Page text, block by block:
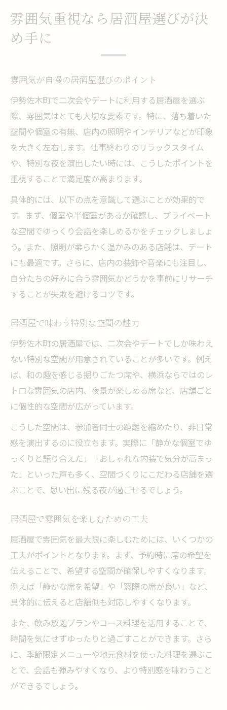
雰囲気重視なら居酒屋選びが決
め手に
雰囲気が自慢の居酒屋選びのポイント
伊勢佐木町で二次会やデートに利用する居酒屋を選ぶ
際、雰囲気はとても大切な要素です。特に、落ち着いた
空間や個室の有無、店内の照明やインテリアなどが印象
を大きく左右します。仕事終わりのリラックスタイム
や、特別な夜を演出したい時には、こうしたポイントを
重視することで満足度が高まります。
具体的には、以下の点を意識して選ぶことが効果的で
す。まず、個室や半個室があるか確認し、プライベート
な空間でゆっくり会話を楽しめるかをチェックしましょ
う。また、照明が柔らかく温かみのある店舗は、デート
にも最適です。さらに、店内の装飾や音楽にも注目し、
自分たちの好みに合う雰囲気かどうかを事前にリサーチ
することが失敗を避けるコツです。
居酒屋で味わう特別な空間の魅力
伊勢佐木町の居酒屋では、二次会やデートでしか味わえ
ない特別な空間が用意されていることが多いです。例え
ば、和の趣を感じる掘りごたつ席や、横浜ならではのレ
トロな雰囲気の店内、夜景が楽しめる席など、店舗ごと
に個性的な空間が広がっています。
こうした空間は、参加者同士の距離を縮めたり、非日常
感を演出するのに役立ちます。実際に「静かな個室でゆ
っくりと語り合えた」「おしゃれな内装で気分が高まっ
た」といった声も多く、空間づくりにこだわる店舗を選
ぶことで、思い出に残る夜が過ごせるでしょう。
居酒屋で雰囲気を楽しむための工夫
居酒屋で雰囲気を最大限に楽しむためには、いくつかの
工夫がポイントとなります。まず、予約時に席の希望を
伝えることで、希望する空間が確保しやすくなります。
例えば「静かな席を希望」や「窓際の席が良い」など、
具体的に伝えると店舗側も対応しやすくなります。
また、飲み放題プランやコース料理を活用することで、
時間を気にせずゆったりと過ごすことができます。さら
に、季節限定メニューや地元食材を使った料理を選ぶこ
とで、会話も弾みやすくなり、より特別感を味わうこと
ができるでしょう。